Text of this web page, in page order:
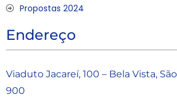
Propostas 2024
Endereço
Viaduto Jacareí, 100 – Bela Vista,
900